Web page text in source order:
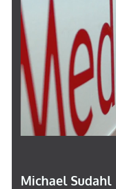
Michael Sudahl